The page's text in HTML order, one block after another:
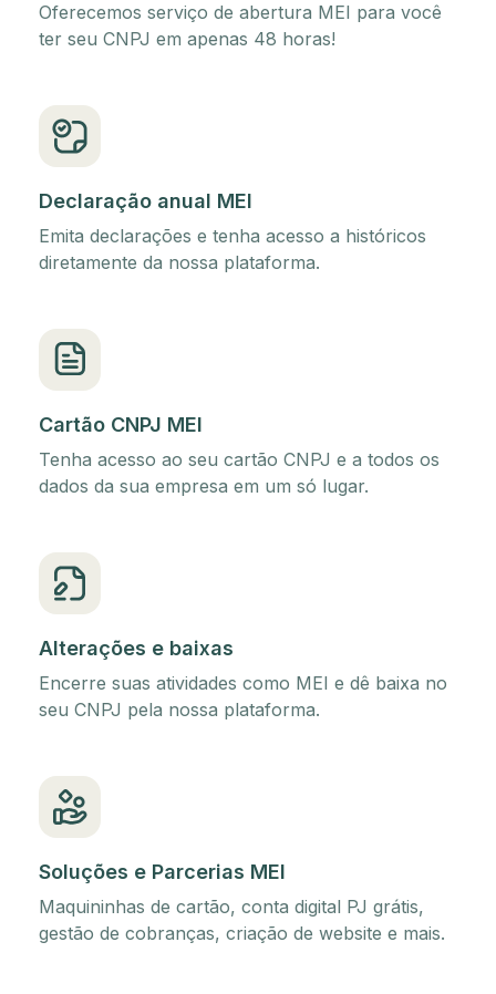
Oferecemos serviço de abertura MEI para você
ter seu CNPJ em apenas 48 horas!
Declaração anual MEI
Emita declarações e tenha acesso a históricos
diretamente da nossa plataforma.
Cartão CNPJ MEI
Tenha acesso ao seu cartão CNPJ e a todos os
dados da sua empresa em um só lugar.
Alterações e baixas
Encerre suas atividades como MEI e dê baixa no
seu CNPJ pela nossa plataforma.
Soluções e Parcerias MEI
Maquininhas de cartão, conta digital PJ grátis,
gestão de cobranças, criação de website e mais.